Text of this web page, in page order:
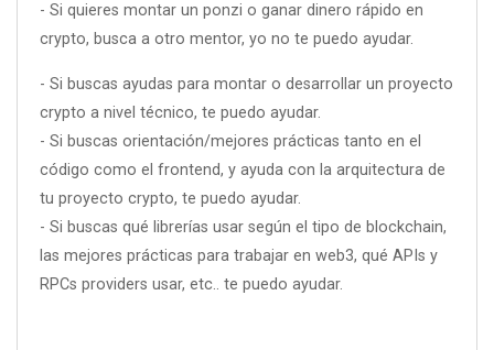
- Si quieres montar un ponzi o ganar dinero rápido en
crypto, busca a otro mentor, yo no te puedo ayudar.
- Si buscas ayudas para montar o desarrollar un proyecto
crypto a nivel técnico, te puedo ayudar.
- Si buscas orientación/mejores prácticas tanto en el
código como el frontend, y ayuda con la arquitectura de
tu proyecto crypto, te puedo ayudar.
- Si buscas qué librerías usar según el tipo de blockchain,
las mejores prácticas para trabajar en web3, qué APIs y
RPCs providers usar, etc.. te puedo ayudar.